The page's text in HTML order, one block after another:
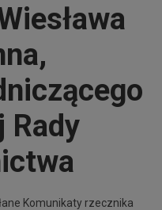
Rady
Komunikaty rzecznika